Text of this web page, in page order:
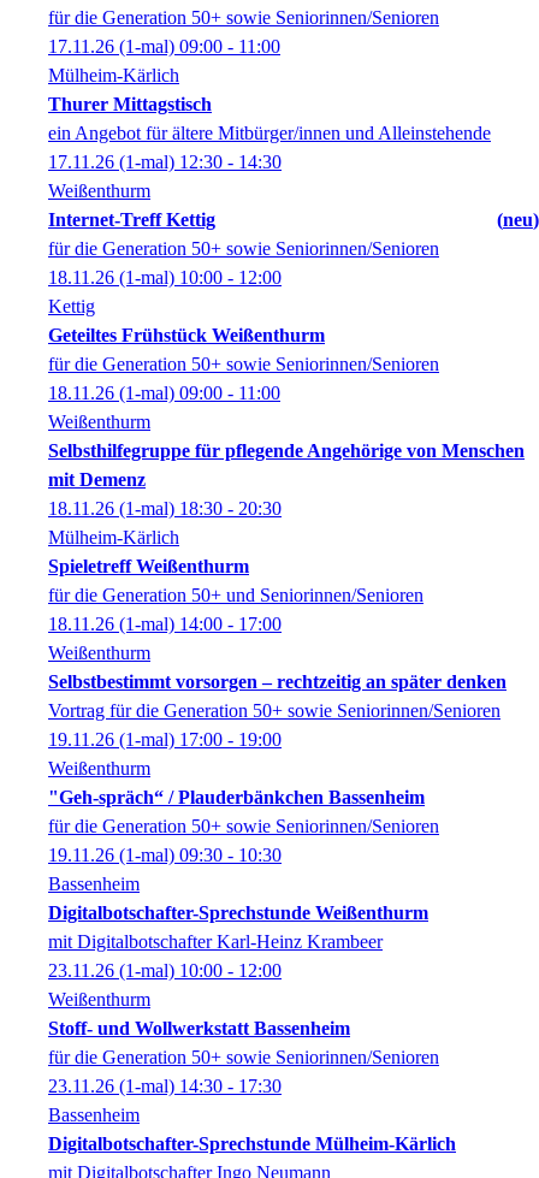
für die Generation 50+ sowie Seniorinnen/Senioren
17.11.26 (1-mal) 09:00 - 11:00
Mülheim-Kärlich
Thurer Mittagstisch
ein Angebot für ältere Mitbürger/innen und Alleinstehende
17.11.26 (1-mal) 12:30 - 14:30
Weißenthurm
Internet-Treff Kettig
neu
für die Generation 50+ sowie Seniorinnen/Senioren
18.11.26 (1-mal) 10:00 - 12:00
Kettig
Geteiltes Frühstück Weißenthurm
für die Generation 50+ sowie Seniorinnen/Senioren
18.11.26 (1-mal) 09:00 - 11:00
Weißenthurm
Selbsthilfegruppe für pflegende Angehörige von Menschen
mit Demenz
18.11.26 (1-mal) 18:30 - 20:30
Mülheim-Kärlich
Spieletreff Weißenthurm
für die Generation 50+ und Seniorinnen/Senioren
18.11.26 (1-mal) 14:00 - 17:00
Weißenthurm
Selbstbestimmt vorsorgen – rechtzeitig an später denken
Vortrag für die Generation 50+ sowie Seniorinnen/Senioren
19.11.26 (1-mal) 17:00 - 19:00
Weißenthurm
"Geh-spräch“ / Plauderbänkchen Bassenheim
für die Generation 50+ sowie Seniorinnen/Senioren
19.11.26 (1-mal) 09:30 - 10:30
Bassenheim
Digitalbotschafter-Sprechstunde Weißenthurm
mit Digitalbotschafter Karl-Heinz Krambeer
23.11.26 (1-mal) 10:00 - 12:00
Weißenthurm
Stoff- und Wollwerkstatt Bassenheim
für die Generation 50+ sowie Seniorinnen/Senioren
23.11.26 (1-mal) 14:30 - 17:30
Bassenheim
Digitalbotschafter-Sprechstunde Mülheim-Kärlich
mit Digitalbotschafter Ingo Neumann